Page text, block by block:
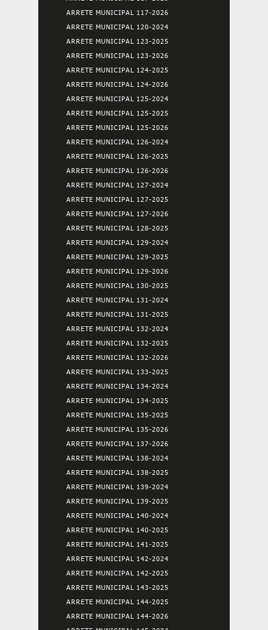
ARRETE MUNICIPAL 117-2026
ARRETE MUNICIPAL 120-2024
ARRETE MUNICIPAL 123-2025
ARRETE MUNICIPAL 123-2026
ARRETE MUNICIPAL 124-2025
ARRETE MUNICIPAL 124-2026
ARRETE MUNICIPAL 125-2024
ARRETE MUNICIPAL 125-2025
ARRETE MUNICIPAL 125-2026
ARRETE MUNICIPAL 126-2024
ARRETE MUNICIPAL 126-2025
ARRETE MUNICIPAL 126-2026
ARRETE MUNICIPAL 127-2024
ARRETE MUNICIPAL 127-2025
ARRETE MUNICIPAL 127-2026
ARRETE MUNICIPAL 128-2025
ARRETE MUNICIPAL 129-2024
ARRETE MUNICIPAL 129-2025
ARRETE MUNICIPAL 129-2026
ARRETE MUNICIPAL 130-2025
ARRETE MUNICIPAL 131-2024
ARRETE MUNICIPAL 131-2025
ARRETE MUNICIPAL 132-2024
ARRETE MUNICIPAL 132-2025
ARRETE MUNICIPAL 132-2026
ARRETE MUNICIPAL 133-2025
ARRETE MUNICIPAL 134-2024
ARRETE MUNICIPAL 134-2025
ARRETE MUNICIPAL 135-2025
ARRETE MUNICIPAL 135-2026
ARRETE MUNICIPAL 137-2026
ARRETE MUNICIPAL 138-2024
ARRETE MUNICIPAL 138-2025
ARRETE MUNICIPAL 139-2024
ARRETE MUNICIPAL 139-2025
ARRETE MUNICIPAL 140-2024
ARRETE MUNICIPAL 140-2025
ARRETE MUNICIPAL 141-2025
ARRETE MUNICIPAL 142-2024
ARRETE MUNICIPAL 142-2025
ARRETE MUNICIPAL 143-2025
ARRETE MUNICIPAL 144-2025
ARRETE MUNICIPAL 144-2026